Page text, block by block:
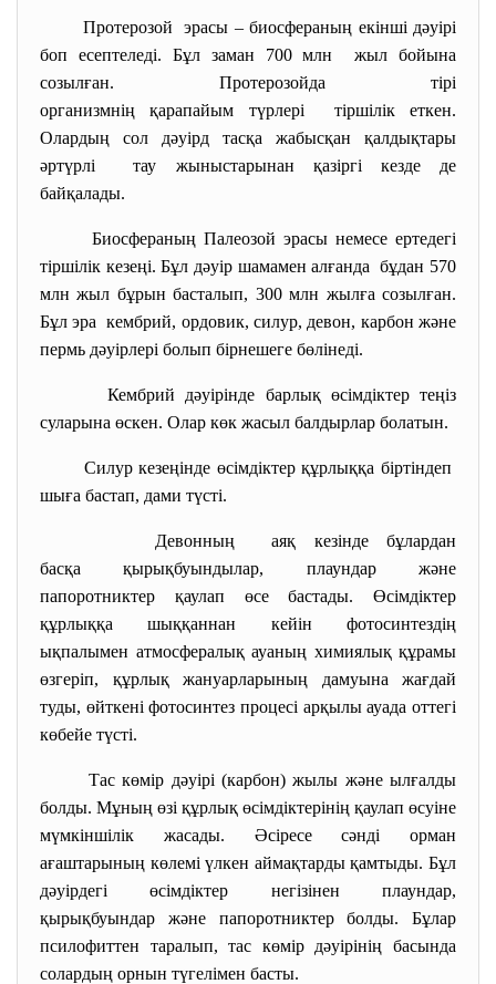
Протерозой эрасы – биосфераның екінші дәуірі
боп есептеледі. Бұл заман 700 млн жыл бойына
созылған. Протерозойда тірі
организмнің қарапайым түрлері тіршілік еткен.
Олардың сол дәуірд тасқа жабысқан қалдықтары
әртүрлі тау жыныстарынан қазіргі кезде де
байқалады.
Биосфераның Палеозой эрасы немесе ертедегі
тіршілік кезеңі. Бұл дәуір шамамен алғанда бұдан 570
млн жыл бұрын басталып, 300 млн жылға созылған.
Бұл эра кембрий, ордовик, силур, девон, карбон және
пермь дәуірлері болып бірнешеге бөлінеді.
Кембрий дәуірінде барлық өсімдіктер теңіз
суларына өскен. Олар көк жасыл балдырлар болатын.
Силур кезеңінде өсімдіктер құрлыққа біртіндеп
шыға бастап, дами түсті.
Девонның аяқ кезінде бұлардан
басқа қырықбуындылар, плаундар және
папоротниктер қаулап өсе бастады. Өсімдіктер
құрлыққа шыққаннан кейін фотосинтездің
ықпалымен атмосфералық ауаның химиялық құрамы
өзгеріп, құрлық жануарларының дамуына жағдай
туды, өйткені фотосинтез процесі арқылы ауада оттегі
көбейе түсті.
Тас көмір дәуірі (карбон) жылы және ылғалды
болды. Мұның өзі құрлық өсімдіктерінің қаулап өсуіне
мүмкіншілік жасады. Әсіресе сәнді орман
ағаштарының көлемі үлкен аймақтарды қамтыды. Бұл
дәуірдегі өсімдіктер негізінен плаундар,
қырықбуындар және папоротниктер болды. Бұлар
псилофиттен таралып, тас көмір дәуірінің басында
солардың орнын түгелімен басты.